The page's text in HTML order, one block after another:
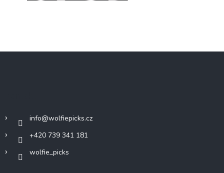
info@wolfiepicks.cz
+420 739 341 181
wolfie_picks